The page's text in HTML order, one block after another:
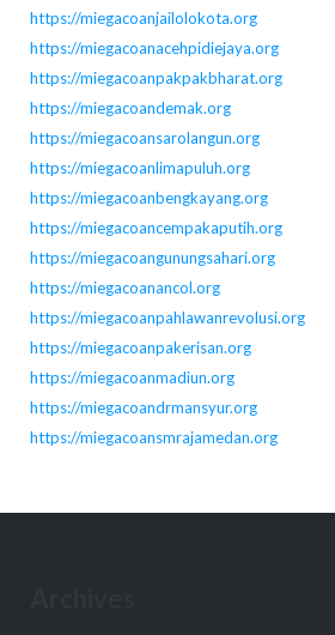
https://miegacoanjailolokota.org
https://miegacoanacehpidiejaya.org
https://miegacoanpakpakbharat.org
https://miegacoandemak.org
https://miegacoansarolangun.org
https://miegacoanlimapuluh.org
https://miegacoanbengkayang.org
https://miegacoancempakaputih.org
https://miegacoangunungsahari.org
https://miegacoanancol.org
https://miegacoanpahlawanrevolusi.org
https://miegacoanpakerisan.org
https://miegacoanmadiun.org
https://miegacoandrmansyur.org
https://miegacoansmrajamedan.org